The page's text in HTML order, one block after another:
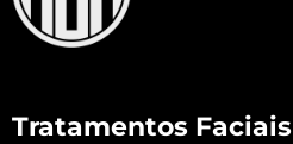
Tratamentos Faciais